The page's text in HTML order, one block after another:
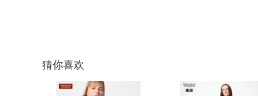
猜你喜欢